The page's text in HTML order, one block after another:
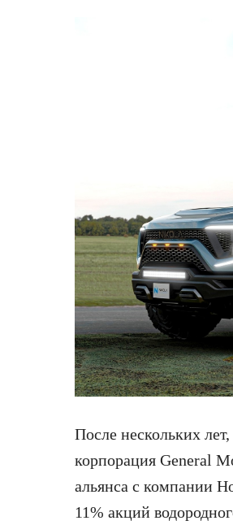
После нескольких
корпорация General
альянса с компании
11% акций